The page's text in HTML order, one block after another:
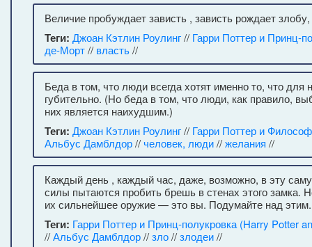
Величие пробуждает зависть , зависть рождает
Теги: Джоан Кэтлин Роулинг// Гарри Поттер и Принц-
де-Морт// власть//
Беда в том, что люди всегда хотят именно то, что для
губительно. (Но беда в том, что люди, как правило,
них является наихудшим.)
Теги: Джоан Кэтлин Роулинг// Гарри Поттер и
Альбус Дамблдор//человек, люди//желания //
Каждый день , каждый час, даже, возможно, в эту
силы пытаются пробить брешь в стенах этого замка.
их сильнейшее оружие — это вы. Подумайте над этим.
Теги: Гарри Поттер и Принц-полукровка (Harry Potter
//Альбус Дамблдор//зло//злодеи//